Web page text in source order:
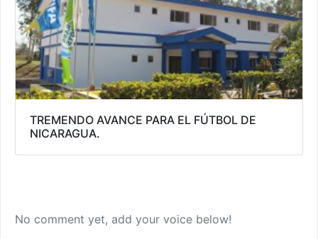
TREMENDO AVANCE PARA EL FÚTBOL DE
NICARAGUA.
No comment yet, add your voice below!